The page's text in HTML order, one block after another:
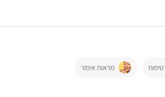
טיפוח מראות איפור